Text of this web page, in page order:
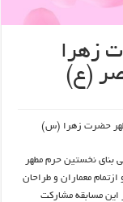
زهرا
(ع)
حضرت زهرا (س)
بنای نخستین حرم مطهر
معماران و طراحان
مسابقه مشارکت